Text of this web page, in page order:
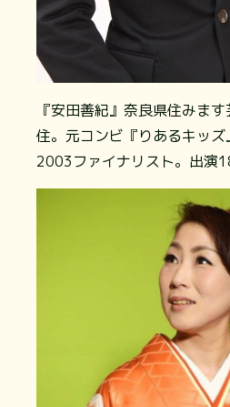
『安田善紀』奈良県住みま
住。元コンビ『りあるキッ
2003ファイナリスト。出演